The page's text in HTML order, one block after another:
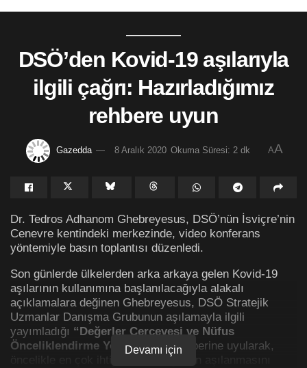
DSÖ’den Kovid-19 aşılarıyla
ilgili çağrı: Hazırladığımız
rehbere uyun
Gazedda 8 Aralık 2020 Okuma Süresi: 2 dk AA
Dr. Tedros Adhanom Ghebreyesus, DSÖ’nün İsviçre’nin
Cenevre kentindeki merkezinde, video konferans
yöntemiyle basın toplantısı düzenledi.
Son günlerde ülkelerden arka arkaya gelen Kovid-19
aşılarının kullanımına başlanılacağıyla alakalı
açıklamalara değinen Ghebreyesus, DSÖ Stratejik
Uzmanlar Danışma Grubunun aşılamayla ilgili
yayımladığı “Değerler Çerçevesi ve Nüfus
Önceliklendirme Yol Haritası”rehberine uyularak,
öncelikle en çok ihtiyacı olan kişilerin aşılanmasını
Devamı için